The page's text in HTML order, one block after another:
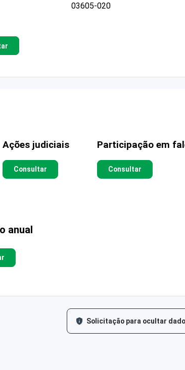
03605-020
Ações judiciais
Consultar
Participação em
Consultar
anual
Solicitação para ocultar